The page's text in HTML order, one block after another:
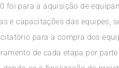
foi para a aquisição de
e capacitações das equipes,
para a compra dos
de cada etapa por